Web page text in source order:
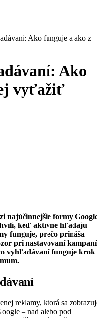
Ako funguje a ako z
Ako
vyťažiť
najúčinnejšie formy
keď aktívne hľadajú
funguje, prečo prináša
pri nastavovaní
vyhľadávaní funguje krok
reklamy, ktorá sa
– nad alebo pod